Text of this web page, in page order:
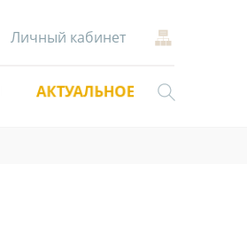
Личный кабинет
АКТУАЛЬНОЕ